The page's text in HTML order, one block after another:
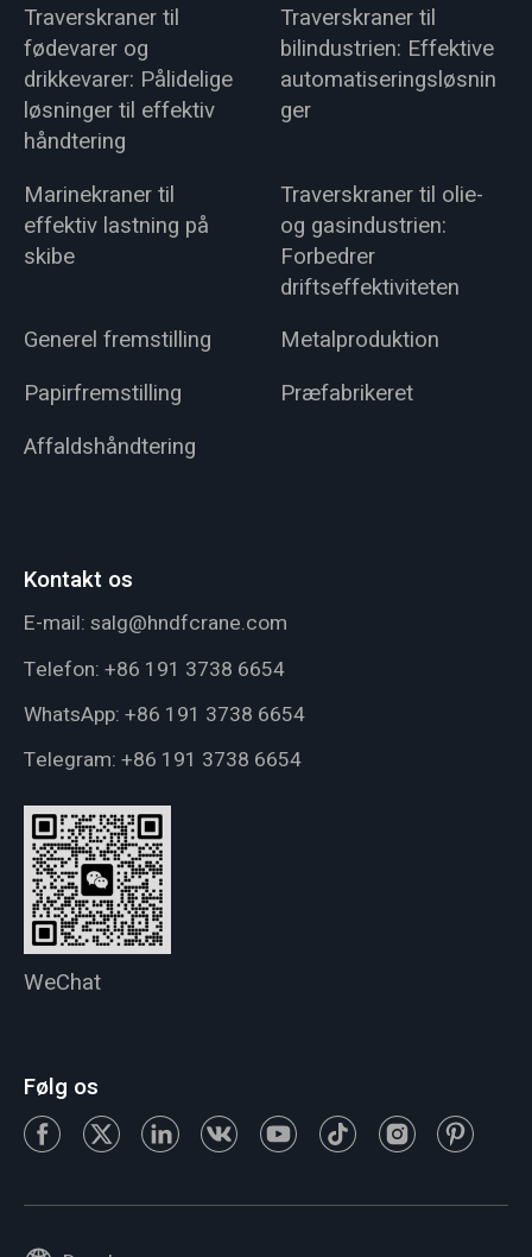
Traverskraner til
fødevarer og
drikkevarer: Pålidelige
løsninger til effektiv
håndtering
Traverskraner til
bilindustrien: Effektive
automatiseringsløsnin
ger
Marinekraner til
effektiv lastning på
skibe
Traverskraner til olie-
og gasindustrien:
Forbedrer
driftseffektiviteten
Generel fremstilling
Metalproduktion
Papirfremstilling
Præfabrikeret
Affaldshåndtering
Kontakt os
E-mail: salg@hndfcrane.com
Telefon: +86 191 3738 6654
WhatsApp: +86 191 3738 6654
Telegram: +86 191 3738 6654
WeChat
Følg os